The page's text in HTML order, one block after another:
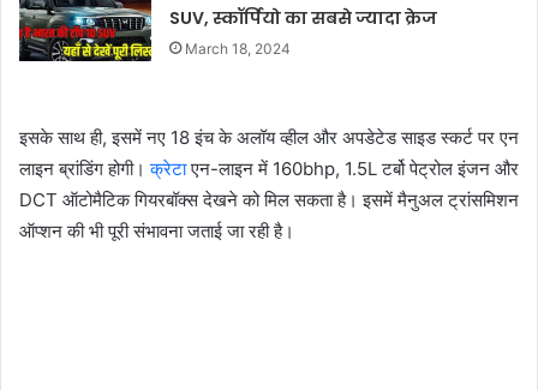
SUV, स्कॉर्पियो का सबसे ज्यादा क्रेज
March 18, 2024
इसके साथ ही, इसमें नए 18 इंच के अलॉय व्हील और अपडेटेड साइड स्कर्ट पर एन
लाइन ब्रांडिंग होगी।क्रेटाएन-लाइन में 160bhp, 1.5L टर्बो पेट्रोल इंजन और
DCT ऑटोमैटिक गियरबॉक्स देखने को मिल सकता है। इसमें मैनुअल ट्रांसमिशन
ऑप्शन की भी पूरी संभावना जताई जा रही है।